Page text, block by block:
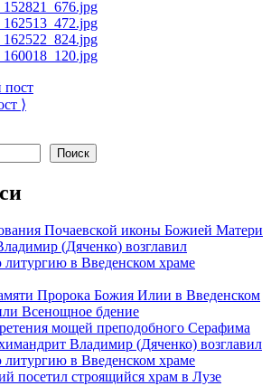
⟩
Поиск
Почаевской иконы Божией Матери
(Дяченко) возглавил
в Введенском храме
Пророка Божия Илии в Введенском
Всенощное бдение
мощей преподобного Серафима
Владимир (Дяченко) возглавил
в Введенском храме
посетил строящийся храм в Лузе